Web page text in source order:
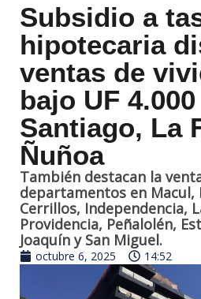
Subsidio a
hipotecaria
ventas de
bajo UF
Santiago, La
Ñuñoa
También destacan la
departamentos en Macul,
Cerrillos, Independencia,
Providencia, Peñalolén,
Joaquín y San Miguel.
octubre 6, 2025 14:52